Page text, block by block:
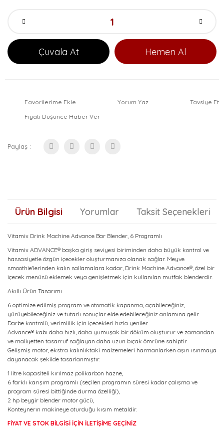
Çuvala At Hemen Al
Favorilerime Ekle Yorum Yaz
Tavsiye Et
Fiyatı Düşünce Haber Ver
Paylaş :
Ürün Bilgisi Yorumlar Taksit Seçenekleri
Vitamix Drink Machine Advance Bar Blender, 6 Programlı
Vitamix ADVANCE® başka giriş seviyesi biriminden daha büyük kontrol ve
hassasiyetle özgün içecekler oluşturmanıza olanak sağlar. Meyve
smoothie'lerinden kalın sallamalara kadar, Drink Machine Advance®, özel bir
içecek menüsü eklemek veya genişletmek için kullanılan mutfak blenderdir.
Akıllı Ürün Tasarımı
6 optimize edilmiş program ve otomatik kapanma, açabileceğiniz,
yürüyebileceğiniz ve tutarlı sonuçlar elde edebileceğiniz anlamına gelir
Darbe kontrolü, verimlilik için içecekleri hızla yeniler
Advance® kabı daha hızlı, daha yumuşak bir döküm oluşturur ve zamandan
ve maliyetten tasarruf sağlayan daha uzun bıçak ömrüne sahiptir
Gelişmiş motor, ekstra kalınlıktaki malzemeleri harmanlarken aşırı ısınmaya
dayanacak şekilde tasarlanmıştır.
1 litre kapasiteli kırılmaz polikarbon hazne,
6 farklı karışım programlı (seçilen programın süresi kadar çalışma ve
program süresi bittiğinde durma özelliği),
2 hp beygir blender motor gücü,
Konteynerın makineye oturduğu kısım metaldir.
FİYAT VE STOK BİLGİSİ İÇİN İLETİŞİME GEÇİNİZ